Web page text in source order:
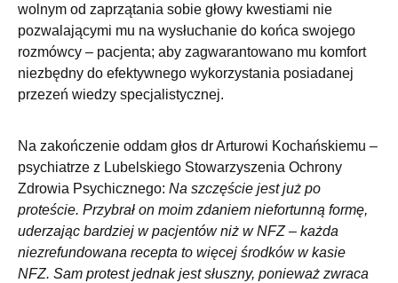
wolnym od zaprzątania sobie głowy kwestiami nie
pozwalającymi mu na wysłuchanie do końca swojego
rozmówcy – pacjenta; aby zagwarantowano mu komfort
niezbędny do efektywnego wykorzystania posiadanej
przezeń wiedzy specjalistycznej.
Na zakończenie oddam głos dr Arturowi Kochańskiemu –
psychiatrze z Lubelskiego Stowarzyszenia Ochrony
Zdrowia Psychicznego: Na szczęście jest już po
proteście. Przybrał on moim zdaniem niefortunną formę,
uderzając bardziej w pacjentów niż w NFZ – każda
niezrefundowana recepta to więcej środków w kasie
NFZ. Sam protest jednak jest słuszny, ponieważ zwraca